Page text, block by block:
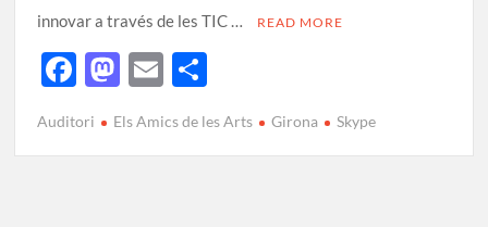
innovar a través de les TIC …
READ MORE
F
e
M
to
E
ail m
Auditori Els Amics de les Arts Girona Skype